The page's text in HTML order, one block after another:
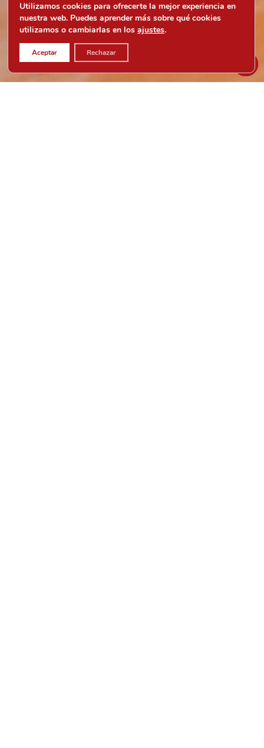
Utilizamos cookies para ofrecerte la mejor experiencia en
nuestra web. Puedes aprender más sobre qué cookies
utilizamos o cambiarlas en los ajustes.
Aceptar Rechazar